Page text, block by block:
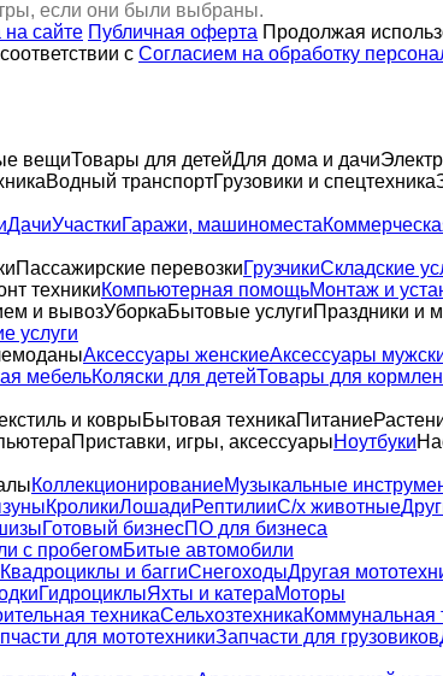
если они были выбраны.
сайте Публичная оферта Продолжая
с Согласием на обработку
вещиТовары для детейДля дома и дачи
Водный транспортГрузовики и спецтехника
ДачиУчасткиГаражи, машиноместа
Пассажирские перевозкиГрузчикиСкладские
техникиКомпьютерная помощьМонтаж и
и вывозУборкаБытовые услугиПраздники и
услуги
Аксессуары женскиеАксессуары
мебельКоляски для детейТовары для
и коврыБытовая техникаПитание
Приставки, игры, аксессуарыНоутбуки
КоллекционированиеМузыкальные
КроликиЛошадиРептилииС/х животные
Готовый бизнесПО для бизнеса
с пробегомБитые автомобили
Квадроциклы и баггиСнегоходыДругая
ГидроциклыЯхты и катераМоторы
техникаСельхозтехникаКоммунальная
для мототехникиЗапчасти для грузовиков